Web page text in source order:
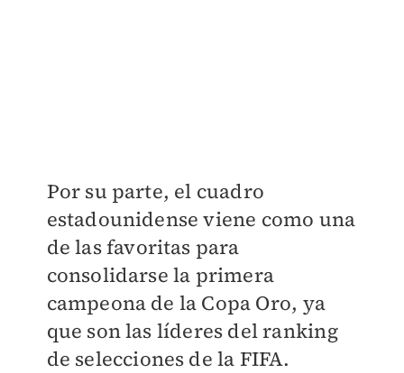
Por su parte, el cuadro
estadounidense viene como una
de las favoritas para
consolidarse la primera
campeona de la Copa Oro, ya
que son las líderes del ranking
de selecciones de la FIFA.